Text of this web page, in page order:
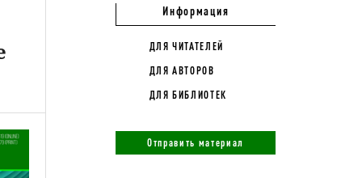
Информация
ДЛЯ ЧИТАТЕЛЕЙ
ДЛЯ АВТОРОВ
ДЛЯ БИБЛИОТЕК
Отправить материал